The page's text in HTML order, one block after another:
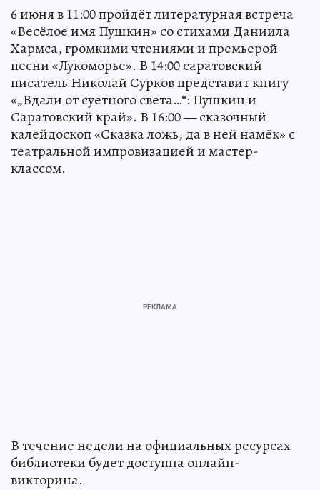
6 июня в 11:00 пройдёт литературная встреча
«Весёлое имя Пушкин» со стихами Даниила
Хармса, громкими чтениями и премьерой
песни «Лукоморье». В 14:00 саратовский
писатель Николай Сурков представит книгу
«„Вдали от суетного света…“: Пушкин и
Саратовский край». В 16:00 — сказочный
калейдоскоп «Сказка ложь, да в ней намёк» с
театральной импровизацией и мастер-
классом.
В течение недели на официальных ресурсах
библиотеки будет доступна онлайн-
викторина.